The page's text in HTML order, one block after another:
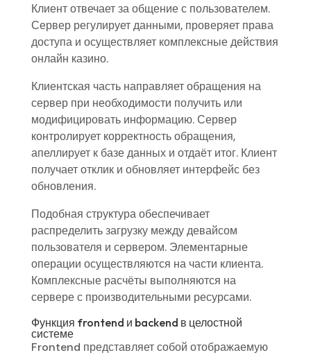
Клиент отвечает за общение с пользователем.
Сервер регулирует данными, проверяет права
доступа и осуществляет комплексные действия
онлайн казино.
Клиентская часть направляет обращения на
сервер при необходимости получить или
модифицировать информацию. Сервер
контролирует корректность обращения,
апеллирует к базе данных и отдаёт итог. Клиент
получает отклик и обновляет интерфейс без
обновления.
Подобная структура обеспечивает
распределить загрузку между девайсом
пользователя и сервером. Элементарные
операции осуществляются на части клиента.
Комплексные расчёты выполняются на
сервере с производительными ресурсами.
Функция frontend и backend в целостной
системе
Frontend представляет собой отображаемую